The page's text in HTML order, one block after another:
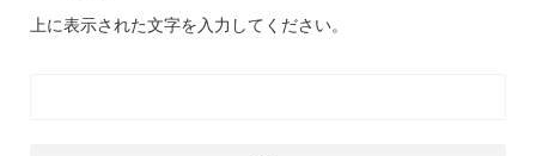
上に表示された文字を入力してください。